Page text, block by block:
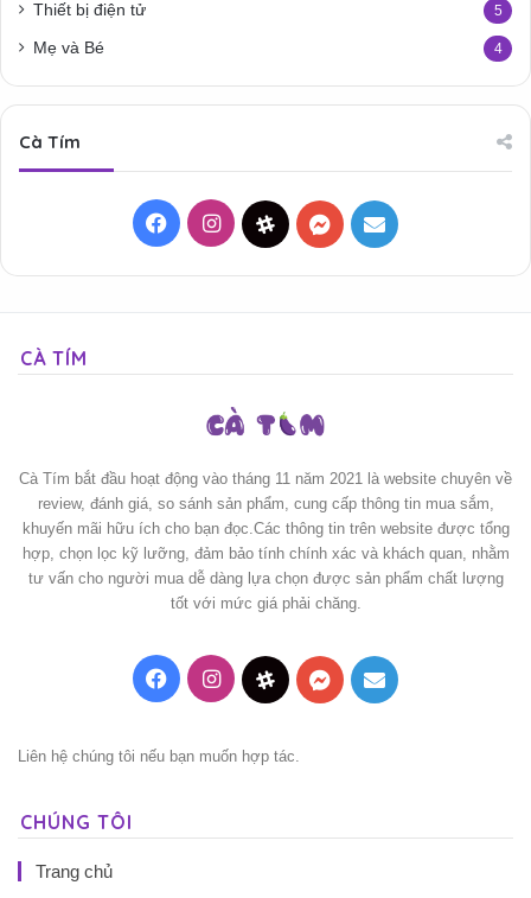
Thiết bị điện tử 5
Mẹ và Bé 4
Cà Tím
FacebookInstagramThreadsMessenger
Mail
CÀ TÍM
Cà Tím bắt đầu hoạt động vào tháng 11 năm 2021 là website chuyên về
review, đánh giá, so sánh sản phẩm, cung cấp thông tin mua sắm,
khuyến mãi hữu ích cho bạn đọc.Các thông tin trên website được tổng
hợp, chọn lọc kỹ lưỡng, đảm bảo tính chính xác và khách quan, nhằm
tư vấn cho người mua dễ dàng lựa chọn được sản phẩm chất lượng
tốt với mức giá phải chăng.
FacebookInstagramThreadsMessenger
Mail
Liên hệ chúng tôi nếu bạn muốn hợp tác.
CHÚNG TÔI
Trang chủ